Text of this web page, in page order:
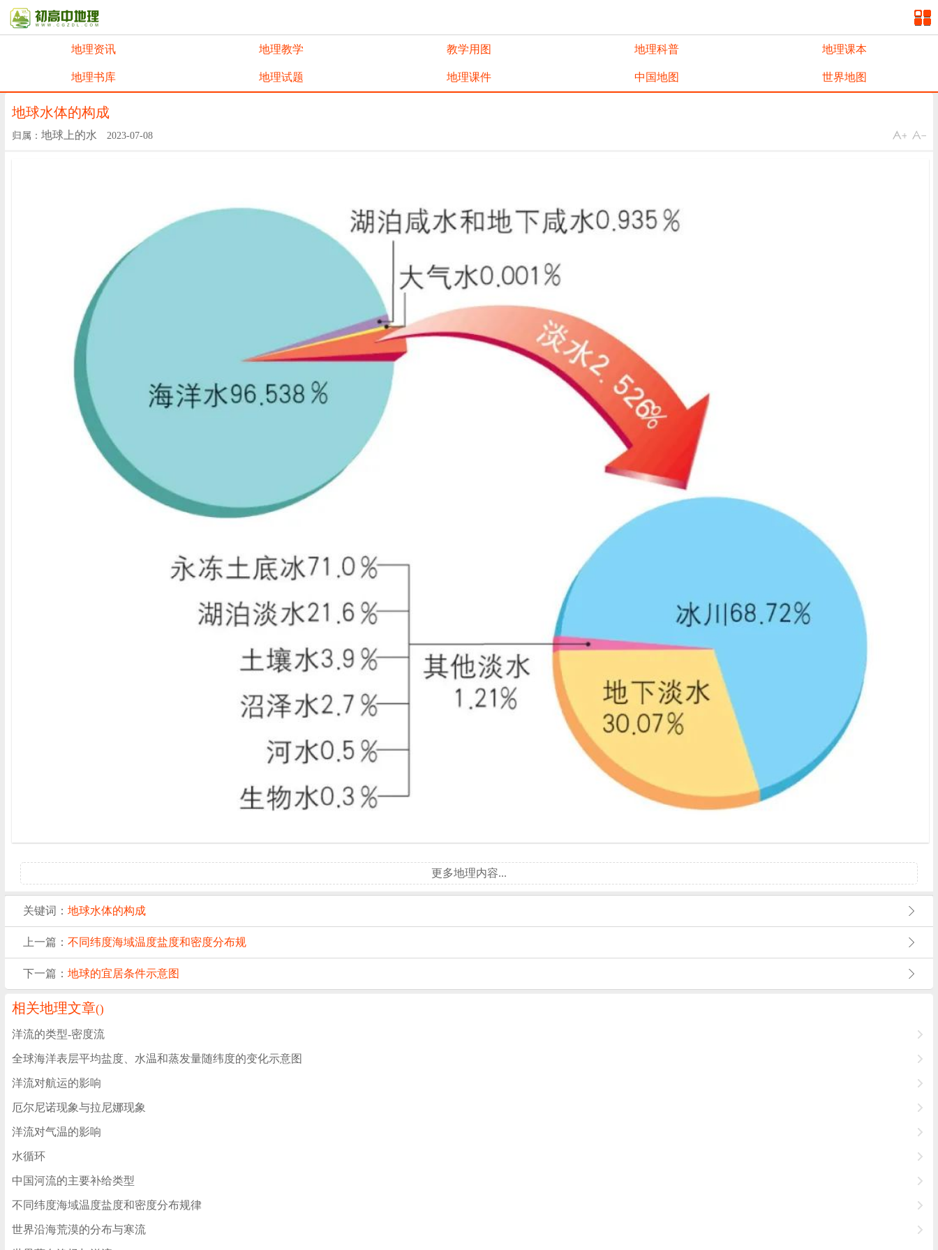
地理资讯 地理教学 教学用图 地理科普 地理课本
地理书库 地理试题 地理课件 中国地图 世界地图
地球水体的构成
归属： 地球上的水 2023-07-08
更多地理内容...
关键词：地球水体的构成
上一篇：不同纬度海域温度盐度和密度分布规
下一篇：地球的宜居条件示意图
相关地理文章()
洋流的类型-密度流
全球海洋表层平均盐度、水温和蒸发量随纬度的变化示意图
洋流对航运的影响
厄尔尼诺现象与拉尼娜现象
洋流对气温的影响
水循环
中国河流的主要补给类型
不同纬度海域温度盐度和密度分布规律
世界沿海荒漠的分布与寒流